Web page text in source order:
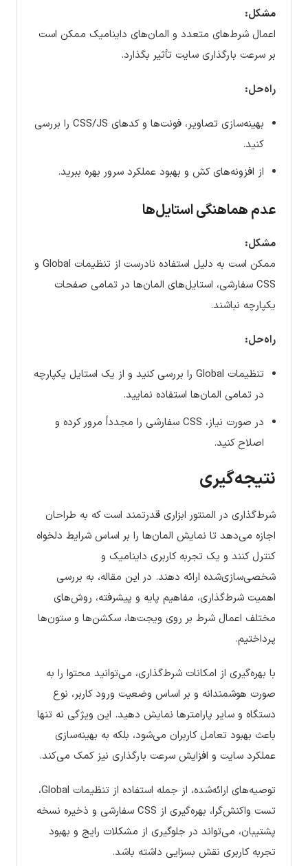
مشکل:
اعمال شرط‌های متعدد و المان‌های داینامیک ممکن است
بر سرعت بارگذاری سایت تأثیر بگذارد.
راه‌حل:
بهینه‌سازی تصاویر، فونت‌ها و کدهای CSS/JS را بررسی
کنید.
از افزونه‌های کش و بهبود عملکرد سرور بهره ببرید.
عدم هماهنگی استایل‌ها
مشکل:
ممکن است به دلیل استفاده نادرست از تنظیمات Global و
CSS سفارشی، استایل‌های المان‌ها در تمامی صفحات
یکپارچه نباشند.
راه‌حل:
تنظیمات Global را بررسی کنید و از یک استایل یکپارچه
در تمامی المان‌ها استفاده نمایید.
در صورت نیاز، CSS سفارشی را مجدداً مرور کرده و
اصلاح کنید.
نتیجه‌گیری
شرط‌گذاری در المنتور ابزاری قدرتمند است که به طراحان
اجازه می‌دهد تا نمایش المان‌ها را بر اساس شرایط دلخواه
کنترل کنند و یک تجربه کاربری داینامیک و
شخصی‌سازی‌شده ارائه دهند. در این مقاله، به بررسی
اهمیت شرط‌گذاری، مفاهیم پایه و پیشرفته، روش‌های
مختلف اعمال شرط بر روی ویجت‌ها، سکشن‌ها و ستون‌ها
پرداختیم.
با بهره‌گیری از امکانات شرط‌گذاری، می‌توانید محتوا را به
صورت هوشمندانه و بر اساس وضعیت ورود کاربر، نوع
دستگاه و سایر پارامترها نمایش دهید. این ویژگی نه تنها
باعث بهبود تعامل کاربران می‌شود، بلکه به بهینه‌سازی
عملکرد سایت و افزایش سرعت بارگذاری نیز کمک می‌کند.
توصیه‌های ارائه‌شده، از جمله استفاده از تنظیمات Global،
تست واکنش‌گرا، بهره‌گیری از CSS سفارشی و ذخیره نسخه
پشتیبان، می‌تواند در جلوگیری از مشکلات رایج و بهبود
تجربه کاربری نقش بسزایی داشته باشد.